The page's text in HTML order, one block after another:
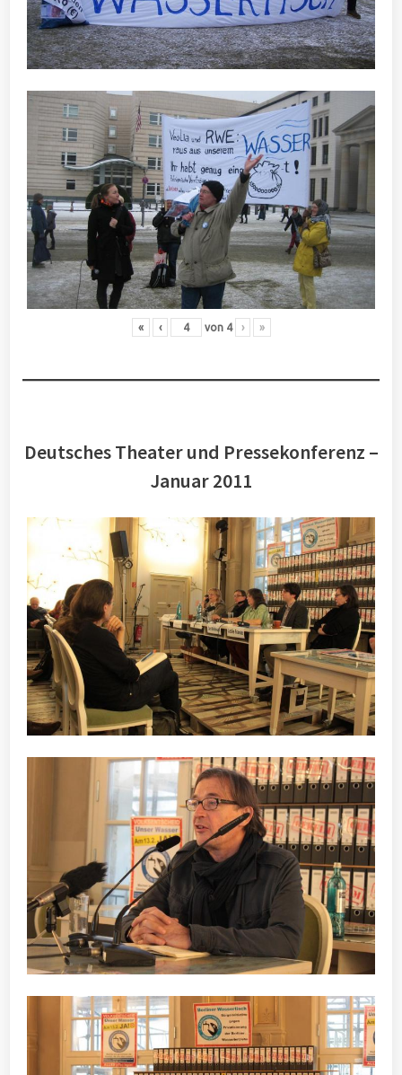
« ‹ von 4 › »
Deutsches Theater und Pressekonferenz –
Januar 2011